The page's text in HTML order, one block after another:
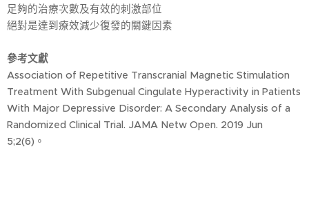
足夠的治療次數及有效的刺激部位
絕對是達到療效減少復發的關鍵因素
參考文獻
Association of Repetitive Transcranial Magnetic Stimulation
Treatment With Subgenual Cingulate Hyperactivity in Patients
With Major Depressive Disorder: A Secondary Analysis of a
Randomized Clinical Trial. JAMA Netw Open. 2019 Jun
5;2(6)。